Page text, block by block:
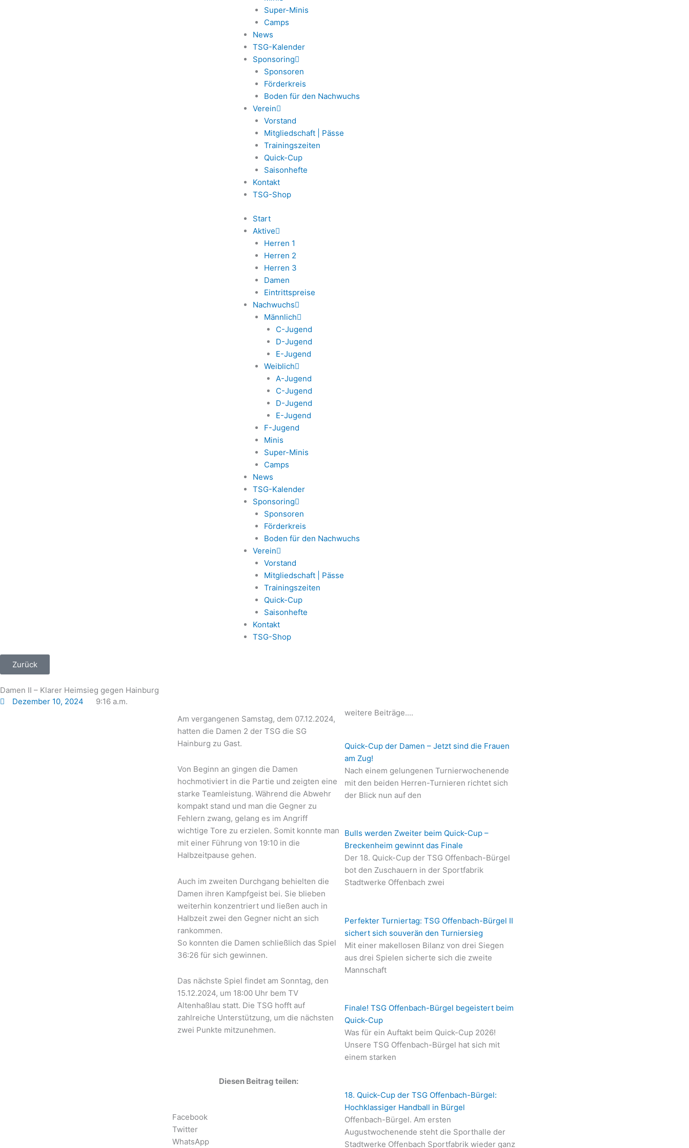
Super-Minis
Camps
News
TSG-Kalender
Sponsoring
Sponsoren
Förderkreis
Boden für den Nachwuchs
Verein
Vorstand
Mitgliedschaft | Pässe
Trainingszeiten
Quick-Cup
Saisonhefte
Kontakt
TSG-Shop
Start
Aktive
Herren 1
Herren 2
Herren 3
Damen
Eintrittspreise
Nachwuchs
Männlich
C-Jugend
D-Jugend
E-Jugend
Weiblich
A-Jugend
C-Jugend
D-Jugend
E-Jugend
F-Jugend
Minis
Super-Minis
Camps
News
TSG-Kalender
Sponsoring
Sponsoren
Förderkreis
Boden für den Nachwuchs
Verein
Vorstand
Mitgliedschaft | Pässe
Trainingszeiten
Quick-Cup
Saisonhefte
Kontakt
TSG-Shop
Zurück
Damen II – Klarer Heimsieg gegen Hainburg
Dezember 10, 2024
9:16 a.m.
Am vergangenen Samstag, dem 07.12.2024,
hatten die Damen 2 der TSG die SG
Hainburg zu Gast.
Von Beginn an gingen die Damen
hochmotiviert in die Partie und zeigten eine
starke Teamleistung. Während die Abwehr
kompakt stand und man die Gegner zu
Fehlern zwang, gelang es im Angriff
wichtige Tore zu erzielen. Somit konnte man
mit einer Führung von 19:10 in die
Halbzeitpause gehen.
Auch im zweiten Durchgang behielten die
Damen ihren Kampfgeist bei. Sie blieben
weiterhin konzentriert und ließen auch in
Halbzeit zwei den Gegner nicht an sich
rankommen.
So konnten die Damen schließlich das Spiel
36:26 für sich gewinnen.
Das nächste Spiel findet am Sonntag, den
15.12.2024, um 18:00 Uhr bem TV
Altenhaßlau statt. Die TSG hofft auf
zahlreiche Unterstützung, um die nächsten
zwei Punkte mitzunehmen.
Diesen Beitrag teilen:
Facebook
Twitter
WhatsApp
weitere Beiträge....
Quick-Cup der Damen – Jetzt sind die Frauen
am Zug!
Nach einem gelungenen Turnierwochenende
mit den beiden Herren-Turnieren richtet sich
der Blick nun auf den
Bulls werden Zweiter beim Quick-Cup –
Breckenheim gewinnt das Finale
Der 18. Quick-Cup der TSG Offenbach-Bürgel
bot den Zuschauern in der Sportfabrik
Stadtwerke Offenbach zwei
Perfekter Turniertag: TSG Offenbach-Bürgel II
sichert sich souverän den Turniersieg
Mit einer makellosen Bilanz von drei Siegen
aus drei Spielen sicherte sich die zweite
Mannschaft
Finale! TSG Offenbach-Bürgel begeistert beim
Quick-Cup
Was für ein Auftakt beim Quick-Cup 2026!
Unsere TSG Offenbach-Bürgel hat sich mit
einem starken
18. Quick-Cup der TSG Offenbach-Bürgel:
Hochklassiger Handball in Bürgel
Offenbach-Bürgel. Am ersten
Augustwochenende steht die Sporthalle der
Stadtwerke Offenbach Sportfabrik wieder ganz